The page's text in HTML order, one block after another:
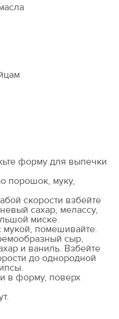
форму для выпечки
порошок, муку,
скорости взбейте
сахар, мелассу,
миске.
мукой, помешивайте.
сыр,
и ваниль. Взбейте
до однородной
в форму, поверх